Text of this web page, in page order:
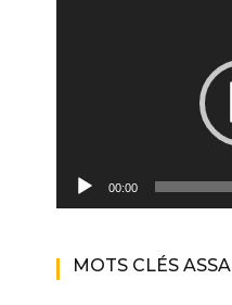
00:00
MOTS CLÉS ASSA